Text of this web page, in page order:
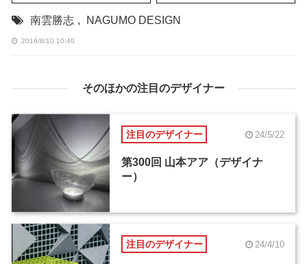
南雲勝志 , NAGUMO DESIGN
2016/8/10 10:40
そのほかの注目のデザイナー
注目のデザイナー 24/5/22
第300回 山本アア（デザイナ
ー）
注目のデザイナー 24/4/10